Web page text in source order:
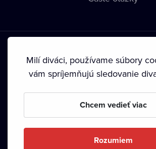
používania Cookies• Autorské
Milí diváci, používame súbory
vám spríjemňujú sledovanie
Chcem vedieť viac
Rozumiem